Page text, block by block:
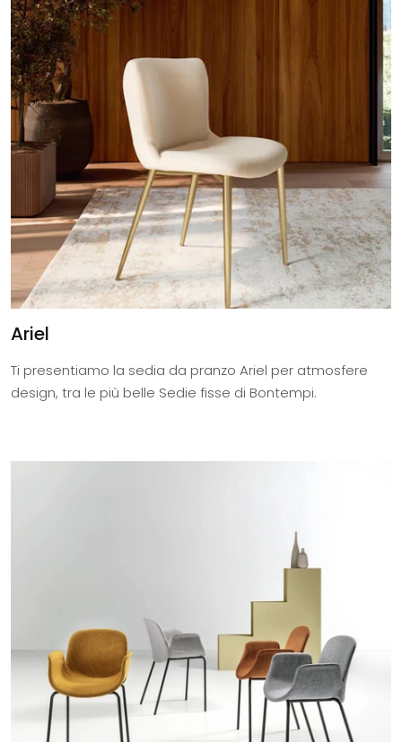
Ariel
Ti presentiamo la sedia da pranzo Ariel per atmosfere
design, tra le più belle Sedie fisse di Bontempi.